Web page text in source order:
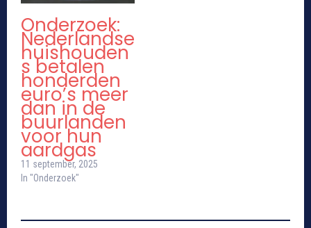
Onderzoek:
Nederlandse
huishouden
s betalen
honderden
euro’s meer
dan in de
buurlanden
voor hun
aardgas
11 september, 2025
In "Onderzoek"